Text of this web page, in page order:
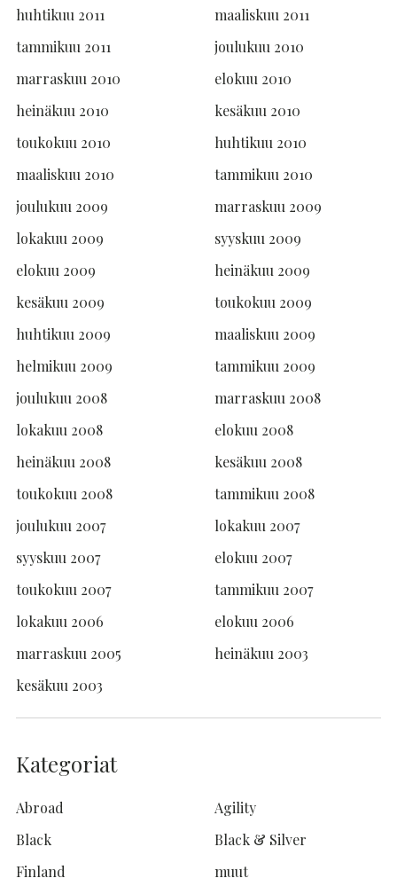
huhtikuu 2011
maaliskuu 2011
tammikuu 2011
joulukuu 2010
marraskuu 2010
elokuu 2010
heinäkuu 2010
kesäkuu 2010
toukokuu 2010
huhtikuu 2010
maaliskuu 2010
tammikuu 2010
joulukuu 2009
marraskuu 2009
lokakuu 2009
syyskuu 2009
elokuu 2009
heinäkuu 2009
kesäkuu 2009
toukokuu 2009
huhtikuu 2009
maaliskuu 2009
helmikuu 2009
tammikuu 2009
joulukuu 2008
marraskuu 2008
lokakuu 2008
elokuu 2008
heinäkuu 2008
kesäkuu 2008
toukokuu 2008
tammikuu 2008
joulukuu 2007
lokakuu 2007
syyskuu 2007
elokuu 2007
toukokuu 2007
tammikuu 2007
lokakuu 2006
elokuu 2006
marraskuu 2005
heinäkuu 2003
kesäkuu 2003
Kategoriat
Abroad
Agility
Black
Black & Silver
Finland
muut